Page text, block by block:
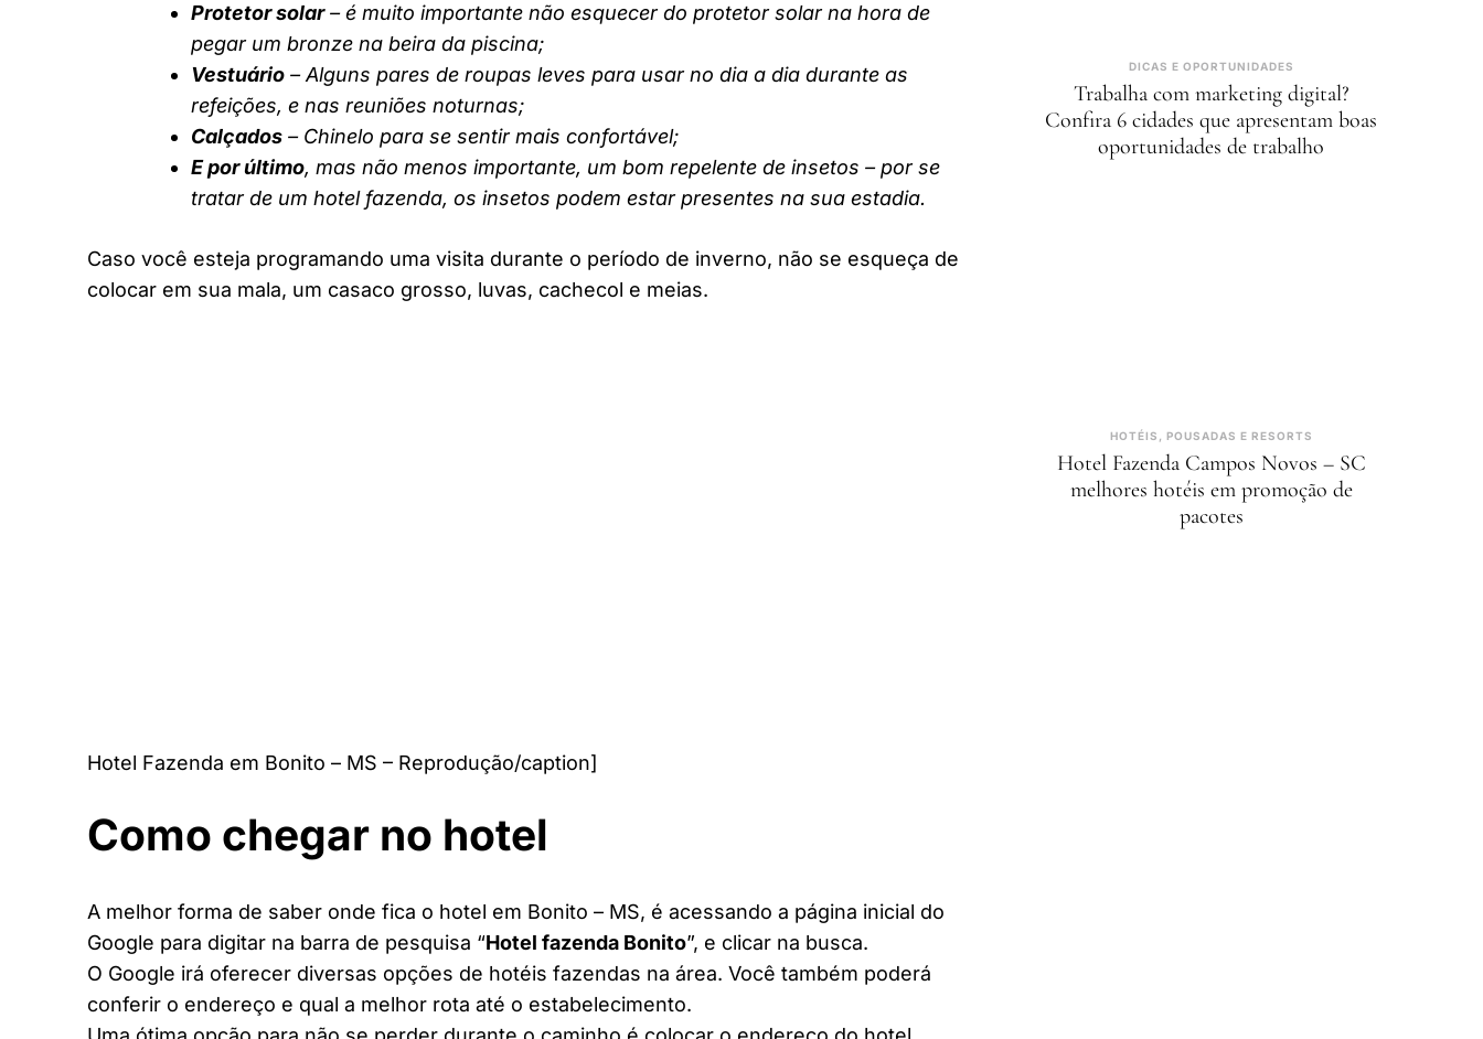
Protetor solar– é muito importante não esquecer do protetor solar na hora de
pegar um bronze na beira da piscina;
Vestuário – Alguns pares de roupas leves para usar no dia a dia durante as
refeições, e nas reuniões noturnas;
Calçados – Chinelo para se sentir mais confortável;
E por último, mas não menos importante, um bom repelente de insetos – por se
tratar de um hotel fazenda, os insetos podem estar presentes na sua estadia.
Caso você esteja programando uma visita durante o período de inverno, não se esqueça de
colocar em sua mala, um casaco grosso, luvas, cachecol e meias.
Hotel Fazenda em Bonito – MS – Reprodução/caption]
Como chegar no hotel
A melhor forma de saber onde fica o hotel em Bonito – MS, é acessando a página inicial do
Google para digitar na barra de pesquisa “Hotel fazenda Bonito”, e clicar na busca.
O Google irá oferecer diversas opções de hotéis fazendas na área. Você também poderá
conferir o endereço e qual a melhor rota até o estabelecimento.
DICAS E OPORTUNIDADES
Trabalha com marketing digital?
Confira 6 cidades que apresentam boas
oportunidades de trabalho
HOTÉIS, POUSADAS E RESORTS
Hotel Fazenda Campos Novos – SC
melhores hotéis em promoção de
pacotes